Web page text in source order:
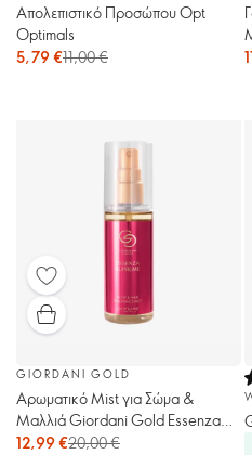
Απολεπιστικό Προσώπου Opt
Optimals
5,79 €11,00 €
GIORDANI GOLD
Αρωματικό Mist για Σώμα &
Μαλλιά Giordani Gold Essenza
Supreme
12,99 €20,00 €